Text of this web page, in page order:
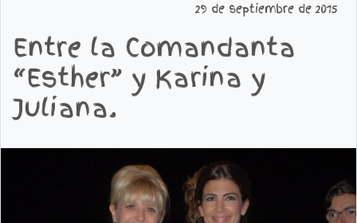
29 de septiembre de 2015
Entre la Comandanta
“Esther” y Karina y
Juliana.